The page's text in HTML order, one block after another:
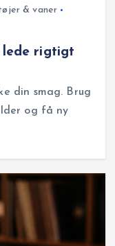
& vaner
lede rigtigt
din smag. Brug
og få ny